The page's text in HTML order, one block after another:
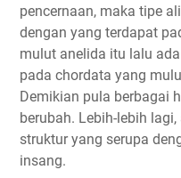
pencernaan, maka tipe
dengan yang terdapat
mulut anelida itu lalu
pada chordata yang
Demikian pula berbagai
berubah. Lebih-lebih
struktur yang serupa
insang.